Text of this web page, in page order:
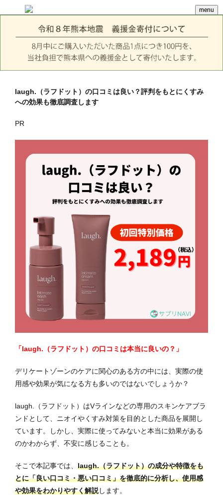
menu
laugh.（ラフドット）の口コミは良い？評判をもとにくすみ
への効果も徹底調査します
PR
「laugh.（ラフドット）の口コミは本当に良いの？」
デリケートゾーンのケアに関心のある方の中には、実際の使
用感や効果が気になる方も多いのではないでしょうか？
laugh.（ラフドット）はVラインなどの専用のスキンケアブラ
ンドとして、ニオイやくすみ対策を目的とした商品を展開し
ています。しかし、実際に使ってみないと本当に効果がある
のかわからず、不安に感じることも。
そこで本記事では、 laugh.（ラフドット）の成分や特徴をも
とに「良い口コミ・悪い口コミ」を徹底的に分析し、使用感
や効果をわかりやすく解説します。